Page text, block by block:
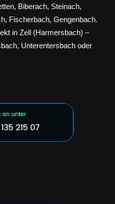
Biberach, Steinach,
Fischerbach, Gengenbach.
in Zell (Harmersbach) –
Unterentersbach oder